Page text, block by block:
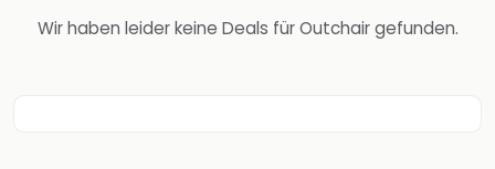
Wir haben leider keine Deals für Outchair gefunden.